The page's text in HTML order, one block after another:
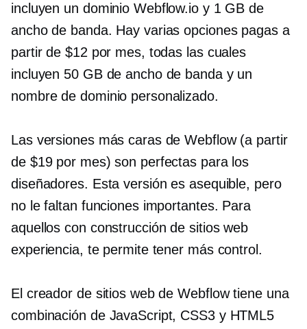
incluyen un dominio Webflow.io y 1 GB de
ancho de banda. Hay varias opciones pagas a
partir de $12 por mes, todas las cuales
incluyen 50 GB de ancho de banda y un
nombre de dominio personalizado.
Las versiones más caras de Webflow (a partir
de $19 por mes) son perfectas para los
diseñadores. Esta versión es asequible, pero
no le faltan funciones importantes. Para
aquellos con construcción de sitios web
experiencia, te permite tener más control.
El creador de sitios web de Webflow tiene una
combinación de JavaScript, CSS3 y HTML5